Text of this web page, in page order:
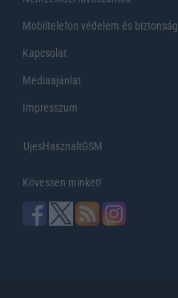
Mobiltelefon védelem és biztonság
Kapcsolat
Médiaajánlat
Impresszum
UjesHasznaltGSM
Kövessen minket!